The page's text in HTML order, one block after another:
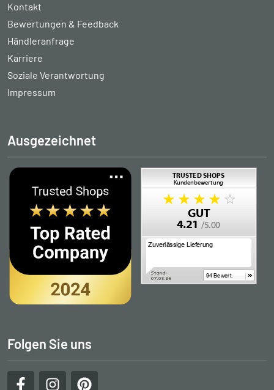
Kontakt
Bewertungen & Feedback
Händleranfrage
Karriere
Soziale Verantwortung
Impressum
Ausgezeichnet
Folgen Sie uns